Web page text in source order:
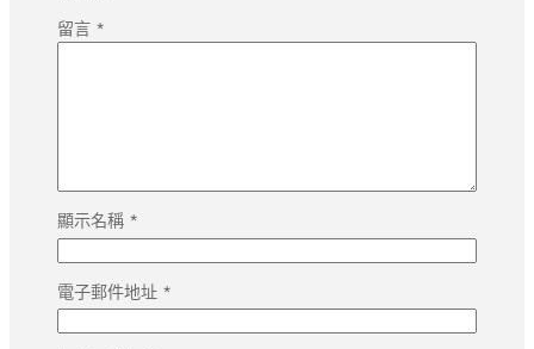
留言 *
顯示名稱 *
電子郵件地址 *